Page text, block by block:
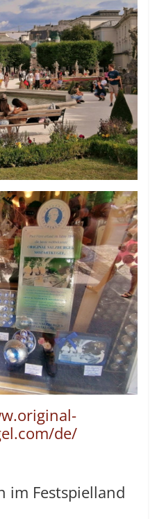
de/
im Festspielland